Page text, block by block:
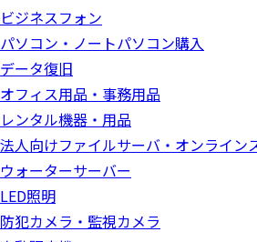
ビジネスフォン
パソコン・ノートパソコン購入
データ復旧
オフィス用品・事務用品
レンタル機器・用品
法人向けファイルサーバ・オンライン
ウォーターサーバー
LED照明
防犯カメラ・監視カメラ